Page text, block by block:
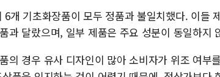
6개 기초화장품이 모두 정품과 불일치했다. 이들
과 달랐으며, 일부 제품은 주요 성분이 동일하지
의 경우 유사 디자인이 많아 소비자가 위조 여부